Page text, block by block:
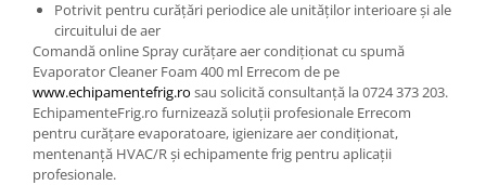
Potrivit pentru curățări periodice ale unităților interioare și ale
circuitului de aer
Comandă online Spray curățare aer condiționat cu spumă
Evaporator Cleaner Foam 400 ml Errecom de pe
www.echipamentefrig.ro sau solicită consultanță la 0724 373 203.
EchipamenteFrig.ro furnizează soluții profesionale Errecom
pentru curățare evaporatoare, igienizare aer condiționat,
mentenanță HVAC/R și echipamente frig pentru aplicații
profesionale.